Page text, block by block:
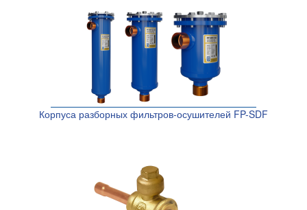
Корпуса разборных фильтров-осушителей FP-SDF